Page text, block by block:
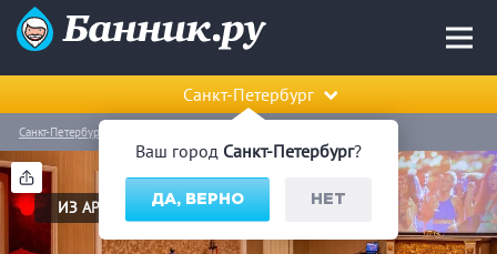
Ваш город Санкт-Петербург?
ДА, ВЕРНО НЕТ
Санкт-Петербург
ИЗ АРХИВА
Санкт-Петербург